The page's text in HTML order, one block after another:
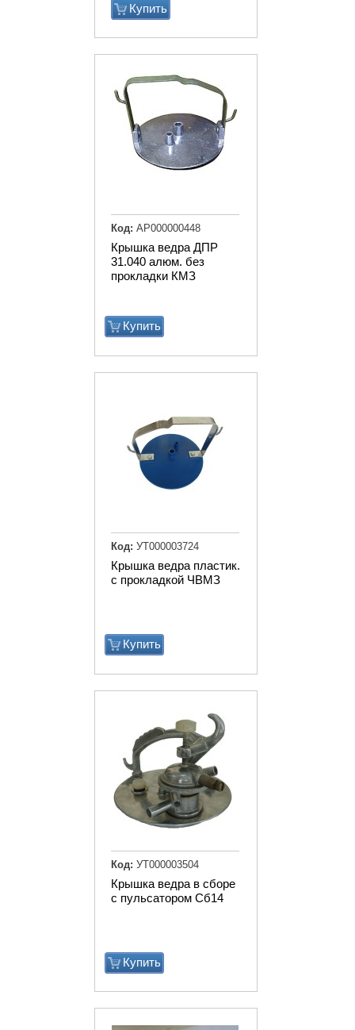
Купить
Крышка ведра ДПР
31.040 алюм. без
прокладки КМЗ
Купить
Код: АР000000448
Крышка ведра пластик.
с прокладкой ЧВМЗ
Купить
Код: УТ000003724
Крышка ведра в сборе
с пульсатором Сб14
Купить
Код: УТ000003504